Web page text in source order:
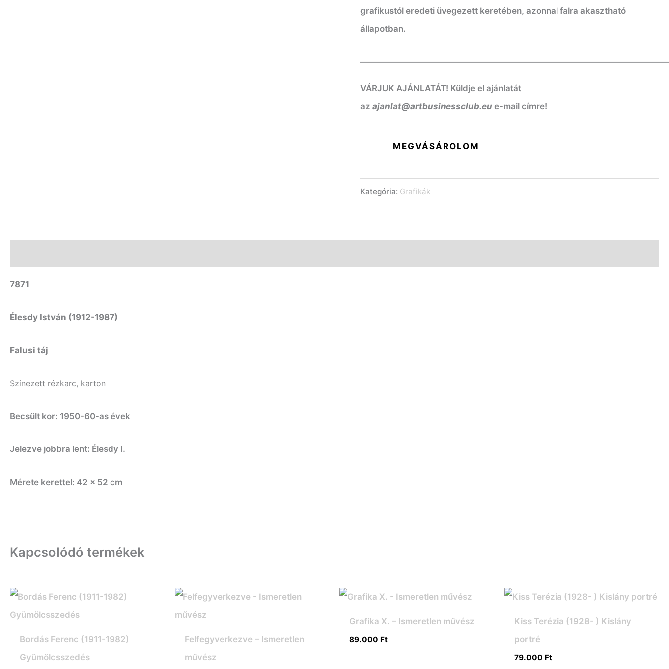
grafikustól eredeti üvegezett keretében, azonnal falra akasztható
állapotban.
VÁRJUK AJÁNLATÁT! Küldje el ajánlatát
azajanlat@artbusinessclub.eu e-mail címre!
MEGVÁSÁROLOM
Kategória: Grafikák
7871
Élesdy István (1912-1987)
Falusi táj
Színezett rézkarc, karton
Becsült kor: 1950-60-as évek
Jelezve jobbra lent: Élesdy I.
Mérete kerettel: 42 x 52 cm
Kapcsolódó termékek
Bordás Ferenc (1911-1982)
Gyümölcsszedés
Felfegyverkezve – Ismeretlen
művész
Grafika X. – Ismeretlen művész
89.000 Ft
Kiss Terézia (1928- ) Kislány
portré
79.000 Ft